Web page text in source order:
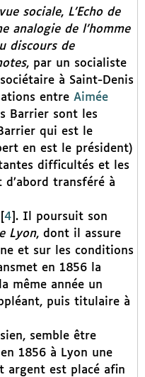
sociale, L’Echo de
analogie de l’homme
discours de
, par un socialiste
à Saint-Denis
entre Aimée
Barrier sont les
qui est le
en est le président)
difficultés et les
transféré à
4 . Il poursuit son
Lyon, dont il assure
et sur les conditions
en 1856 la
même année un
puis titulaire à
semble être
1856 à Lyon une
argent est placé afin